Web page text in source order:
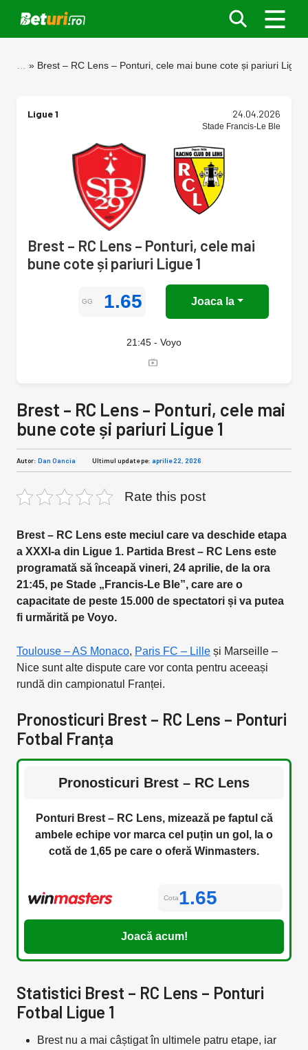
Brest – RC Lens – Ponturi, cele mai bune cote și pariuri Ligue
Ligue 1 24.04.2026
Stade Francis-Le Ble
Brest – RC Lens – Ponturi, cele mai
bune cote și pariuri Ligue 1
GG 1.65 Joaca la
21:45 - Voyo
Brest – RC Lens – Ponturi, cele mai
bune cote și pariuri Ligue 1
Autor: Dan Oancia Ultimul update pe: aprilie 22, 2026
Rate this post
Brest – RC Lens este meciul care va deschide etapa
a XXXI-a din Ligue 1. Partida Brest – RC Lens este
programată să înceapă vineri, 24 aprilie, de la ora
21:45, pe Stade „Francis-Le Ble”, care are o
capacitate de peste 15.000 de spectatori și va putea
fi urmărită pe Voyo.
Toulouse – AS Monaco, Paris FC – Lille și Marseille –
Nice sunt alte dispute care vor conta pentru aceeași
rundă din campionatul Franței.
Pronosticuri Brest – RC Lens – Ponturi
Fotbal Franța
Pronosticuri Brest – RC Lens
Ponturi Brest – RC Lens, mizează pe faptul că
ambele echipe vor marca cel puțin un gol, la o
cotă de 1,65 pe care o oferă Winmasters.
Cota1.65
Joacă acum!
Statistici Brest – RC Lens – Ponturi
Fotbal Ligue 1
Brest nu a mai câștigat în ultimele patru etape, iar